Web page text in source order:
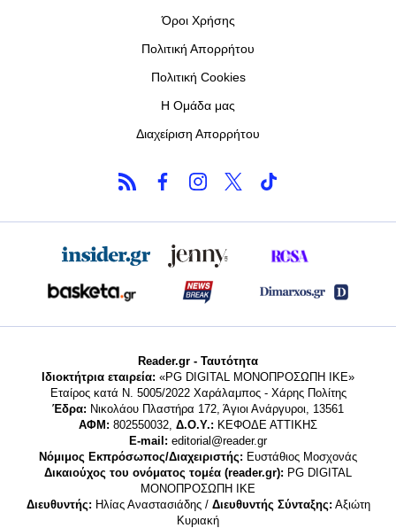
Όροι Χρήσης
Πολιτική Απορρήτου
Πολιτική Cookies
Η Ομάδα μας
Διαχείριση Απορρήτου
Reader.gr - Ταυτότητα
Ιδιοκτήτρια εταιρεία: «PG DIGITAL MONΟΠΡΟΣΩΠΗ ΙΚΕ»
Εταίρος κατά Ν. 5005/2022 Χαράλαμπος - Χάρης Πολίτης
Έδρα: Νικολάου Πλαστήρα 172, Άγιοι Ανάργυροι, 13561
ΑΦΜ: 802550032, Δ.Ο.Υ.: ΚΕΦΟΔΕ ΑΤΤΙΚΗΣ
E-mail: editorial@reader.gr
Νόμιμος Εκπρόσωπος/Διαχειριστής: Ευστάθιος Μοσχονάς
Δικαιούχος του ονόματος τομέα (reader.gr): PG DIGITAL
MONΟΠΡΟΣΩΠΗ ΙΚΕ
Διευθυντής: Ηλίας Αναστασιάδης / Διευθυντής Σύνταξης: Αξιώτη
Κυριακή